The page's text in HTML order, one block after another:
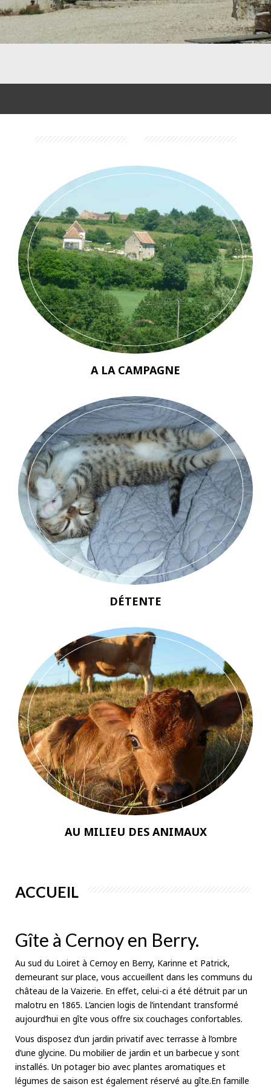
A LA CAMPAGNE
DÉTENTE
AU MILIEU DES ANIMAUX
ACCUEIL
Gîte à Cernoy en Berry.
Au sud du Loiret à Cernoy en Berry, Karinne et Patrick,
demeurant sur place, vous accueillent dans les communs du
château de la Vaizerie. En effet, celui-ci a été détruit par un
malotru en 1865. L’ancien logis de l’intendant transformé
aujourd’hui en gîte vous offre six couchages confortables.
Vous disposez d’un jardin privatif avec terrasse à l’ombre
d’une glycine. Du mobilier de jardin et un barbecue y sont
installés. Un potager bio avec plantes aromatiques et
légumes de saison est également réservé au gîte.En famille